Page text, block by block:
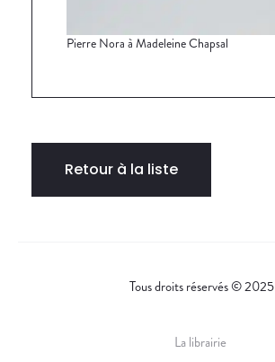
Pierre Nora à Madeleine Chapsal
Retour à la liste
Tous droits réservés © 2025
La librairie